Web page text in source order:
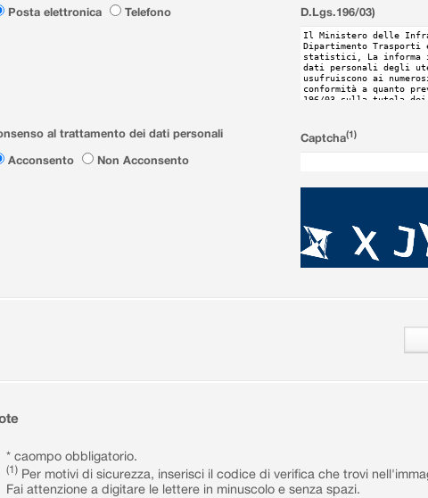
Posta elettronica
Telefono
D.Lgs.196/03)
al trattamento dei dati personali
Acconsento
Non Acconsento
Captcha(1)
* caompo obbligatorio.
(1) Per motivi di sicurezza, inserisci il codice di verifica che trovi
Fai attenzione a digitare le lettere in minuscolo e senza spazi.